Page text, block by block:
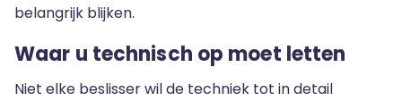
belangrijk blijken.
Waar u technisch op moet letten
Niet elke beslisser wil de techniek tot in detail